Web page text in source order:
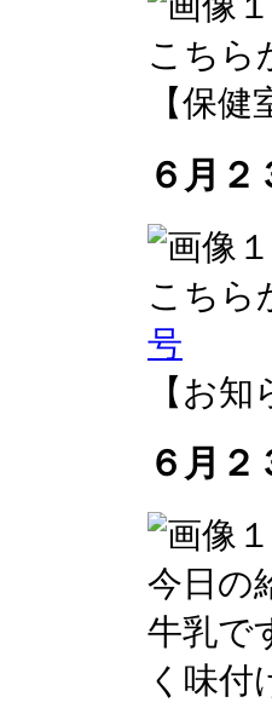
こちら
【保
６月
こちら
号
【お
６月
今日の
牛乳で
く味付